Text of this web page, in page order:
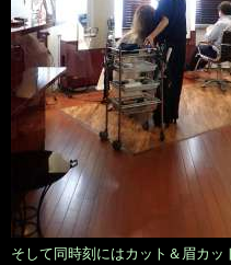
そして同時刻にはカット＆眉カッ